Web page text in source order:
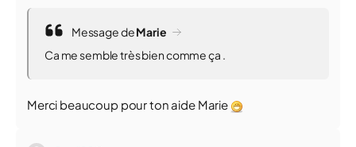
Message deMarie
Ca me semble très bien comme ça .
Merci beaucoup pour ton aide Marie